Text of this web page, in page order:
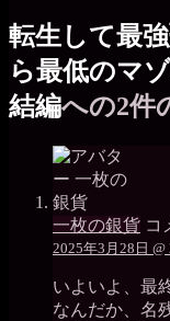
転生して最
ら最低のマ
結編への2件
一枚の銀貨 コ
2025年3月28日 @
いよいよ、最
なんだか、名